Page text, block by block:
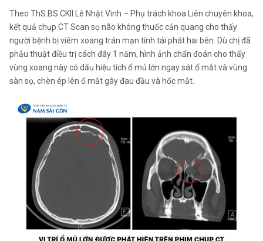
Theo ThS.BS.CKII Lê Nhật Vinh – Phụ trách khoa Liên chuyên khoa,
kết quả chụp CT Scan sọ não không thuốc cản quang cho thấy
người bệnh bị viêm xoang trán mạn tính tái phát hai bên. Dù chị đã
phẫu thuật điều trị cách đây 1 năm, hình ảnh chẩn đoán cho thấy
vùng xoang này có dấu hiệu tích ổ mủ lớn ngay sát ổ mắt và vùng
sàn sọ, chèn ép lên ổ mắt gây đau đầu và hốc mắt.